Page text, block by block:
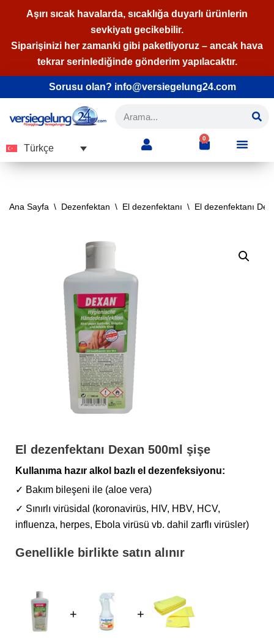
geç
Aşırı sıcak havalarda, sıcaklığa duyarlı ürünlerin
sevkiyatı gecikebilir.
Siparişinizi her zamanki gibi paketliyoruz – ancak hava
tekrar serinlediğinde gönderim yapılacaktır.
Sorusu olan? info@versiegelung24.com
Türkçe
0
Ana Sayfa \ Dezenfektan \ El dezenfektanı \ El dezenfektanı
El dezenfektanı Dexan 500ml şişe
Kullanıma hazır alkol bazlı el dezenfeksiyonu:
✓ Bakım bileşeni ile (aloe vera)
✓ Sınırlı virüsidal (koronavirüs, HIV, HBV, HCV,
influenza, herpes, Ebola virüsü vb. dahil zarflı virüsler)
Genellikle birlikte satın alınır
+ +